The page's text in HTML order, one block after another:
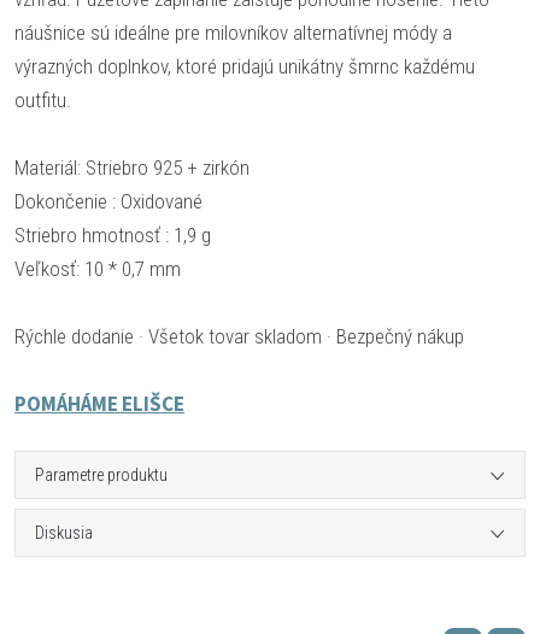
náušnice sú ideálne pre milovníkov alternatívnej módy a
výrazných doplnkov, ktoré pridajú unikátny šmrnc každému
outfitu.
Materiál: Striebro 925 + zirkón
Dokončenie : Oxidované
Striebro hmotnosť : 1,9 g
Veľkosť: 10 * 0,7 mm
Rýchle dodanie · Všetok tovar skladom · Bezpečný nákup
POMÁHÁME ELIŠCE
Parametre produktu
Diskusia